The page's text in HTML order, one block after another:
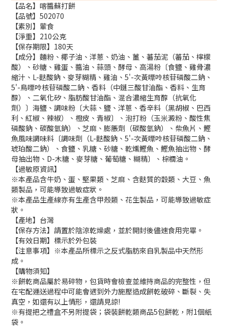
【品名】喀醬蘇打餅
【品號】502070
【素別】葷食
【淨重】210公克
【保存期限】180天
【成分】麵粉、椰子油、洋蔥、奶油、薑、蕃茄泥（蕃茄、檸檬
酸）、砂糖、雞蛋、醬油、蒜頭、酵母、高湯粉〔食鹽、雞骨濃
縮汁、L-麩酸鈉、麥芽糊精、雞油、5'-次黃嘌呤核苷磷酸二鈉、
5'-鳥嘌呤核苷磷酸二鈉、香料（中鏈三酸甘油酯、香料、生育
醇）、二氧化矽、脂肪酸甘油酯、混合濃縮生育醇（抗氧化
劑）〕海鹽、調味粉〔大蒜、鹽、洋蔥、香辛料（黑胡椒、巴西
利、紅椒、辣椒）、橙皮、青椒〕、泡打粉（玉米澱粉、酸性焦
磷酸鈉、碳酸氫鈉）、芝麻、膨脹劑（碳酸氫鈉）、柴魚片、鰹
魚風味調味料〔調味劑（L-麩酸鈉、5'-次黃嘌呤核苷磷酸二鈉、
琥珀酸二鈉）、食鹽、乳糖、砂糖、乾燻鰹魚、鰹魚抽出物、酵
母抽出物、D-木糖、麥芽糖、葡萄糖、糊精〕、棕櫚油。
【過敏原資訊】
※本產品含牛奶、蛋、堅果類、芝麻、含麩質的穀類、大豆、魚
類製品，可能導致過敏症狀。
※本產品生產線亦有生產含甲殼類、花生製品，可能導致過敏症
狀。
【產地】台灣
【保存方法】請置於陰涼乾燥處，並於開封後儘速食用完畢。
【有效日期】標示於外包裝
【注意事項】※本產品所標示之反式脂肪來自乳製品中天然形
成。
【購物須知】
※餅乾商品屬於易碎物，包貨時會檢查並維持商品的完整性，但
在宅配運送過程中可能會遇到外力施壓造成餅乾破碎、斷裂、失
真空，如還有以上情形，還請見諒!
※有提把之禮盒不另附提袋；袋裝餅乾類商品5包餅乾，附1個紙
袋。